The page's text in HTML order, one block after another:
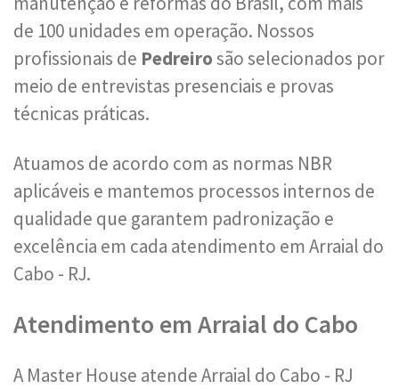
de 100 unidades em operação. Nossos
profissionais de Pedreirosão selecionados por
meio de entrevistas presenciais e provas
técnicas práticas.
Atuamos de acordo com as normas NBR
aplicáveis e mantemos processos internos de
qualidade que garantem padronização e
excelência em cada atendimento em Arraial do
Cabo - RJ.
Atendimento em Arraial do Cabo
A Master House atende Arraial do Cabo - RJ